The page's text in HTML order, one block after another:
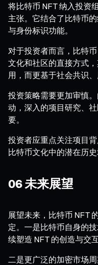
将比特币 NFT 纳入投资
主张。它结合了比特币
与身份标识功能。
对于投资者而言，比特
文化和社区的直接方式
用，而更基于社会共识
投资策略需要更加审慎
动，深入的项目研究、
要。
投资者应重点关注项目
比特币文化中的潜在历史
06 未来展望
展望未来，比特币 NFT
定。一是比特币自身的
续塑造 NFT 的创造与交互
二是更广泛的加密市场